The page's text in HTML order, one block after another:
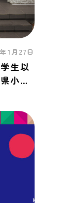
1月27日
生以
小松